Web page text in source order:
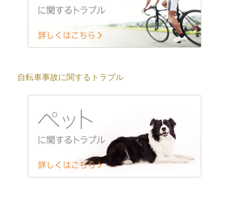
自転車事故に関するトラブル